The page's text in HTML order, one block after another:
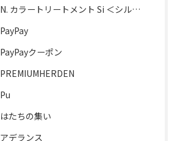
N. カラートリートメント Si ＜シルバー＞
PayPay
PayPayクーポン
PREMIUMHERDEN
Pu
はたちの集い
アデランス